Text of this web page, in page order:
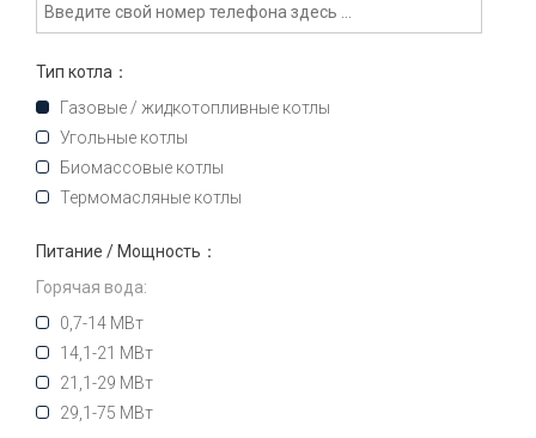
Тип котла：
Газовые / жидкотопливные котлы
Угольные котлы
Биомассовые котлы
Термомасляные котлы
Питание / Мощность：
Горячая вода:
0,7-14 МВт
14,1-21 МВт
21,1-29 МВт
29,1-75 МВт